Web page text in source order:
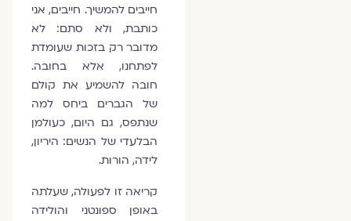
חייבים להמשיך. חייבים, אני
כותבת, ולא סתם: לא
מדובר רק בזכות שעומדת
לפתחנו, אלא בחובה.
חובה להשמיע את קולם
של הגברים ביחס למה
שנתפס, גם היום, כעולמן
הבלעדי של הנשים: היריון,
לידה, הורות.
קריאה זו לפעולה, שעלתה
באופן ספונטני והולידה